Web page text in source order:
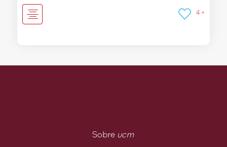
4 +
Sobre ucm